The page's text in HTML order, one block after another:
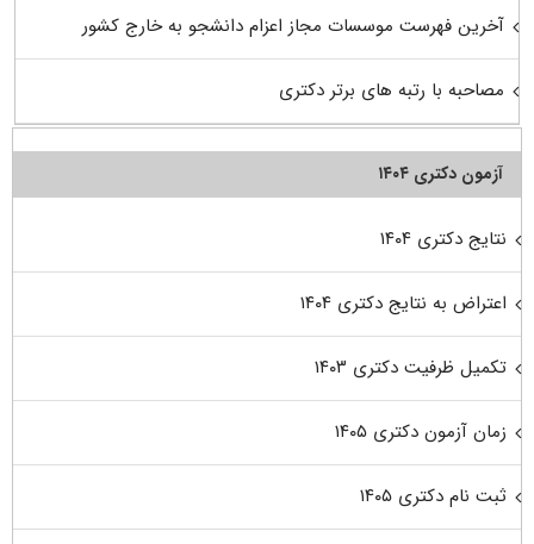
آخرین فهرست موسسات مجاز اعزام دانشجو به خارج کشور
مصاحبه با رتبه های برتر دکتری
آزمون دکتری ۱۴۰۴
نتایج دکتری ۱۴۰۴
اعتراض به نتایج دکتری ۱۴۰۴
تکمیل ظرفیت دکتری ۱۴۰۳
زمان آزمون دکتری ۱۴۰۵
ثبت نام دکتری ۱۴۰۵